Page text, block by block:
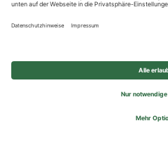
© 2026 REWE Group